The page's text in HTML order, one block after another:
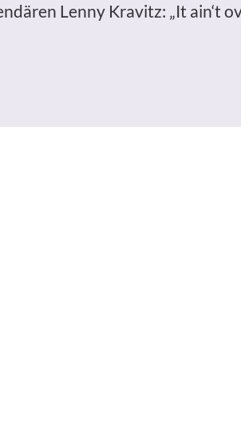
Lenny Kravitz: „It ain‘t